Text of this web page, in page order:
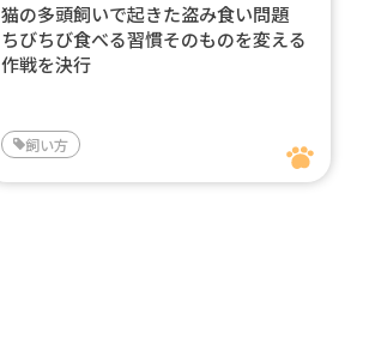
猫の多頭飼いで起きた盗み食い問題
ちびちび食べる習慣そのものを変える
作戦を決行
飼い方